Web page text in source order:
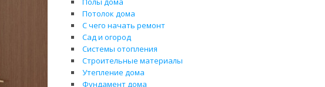
Потолок дома
С чего начать ремонт
Сад и огород
Системы отопления
Строительные материалы
Утепление дома
Фундамент дома